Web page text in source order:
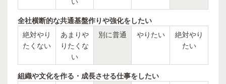
全社横断的な共通基盤作りや強化をしたい
絶対やり
たくない
あまりや
りたくな
い
別に普通 やりたい
絶対やり
たい
組織や文化を作る・成長させる仕事をしたい